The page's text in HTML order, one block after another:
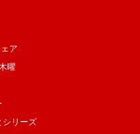
ア
曜
シリーズ